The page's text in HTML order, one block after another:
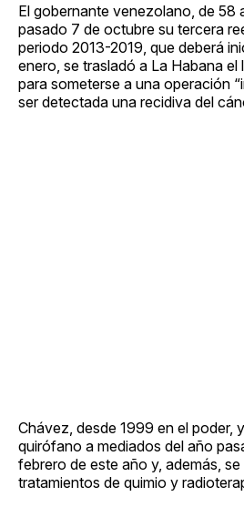
El gobernante venezolano, de 58
pasado 7 de octubre su tercera
periodo 2013-2019, que deberá
enero, se trasladó a La Habana el
para someterse a una operación
ser detectada una recidiva del
Chávez, desde 1999 en el poder,
quirófano a mediados del año
febrero de este año y, además,
tratamientos de quimio y